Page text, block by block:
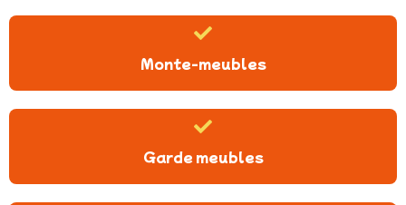
Monte-meubles
Garde meubles